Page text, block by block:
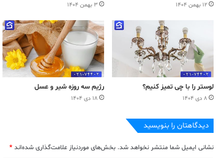
۱۲ بهمن ۱۴۰۴ ۳ بهمن ۱۴۰۴
لوستر را با چی تمیز کنیم؟
۸ دی ۱۴۰۴
رژیم سه روزه شیر و عسل
۱۸ دی ۱۴۰۴
دیدگاهتان را بنویسید
نشانی ایمیل شما منتشر نخواهد شد. بخش‌های موردنیاز علامت‌گذاری شده‌اند *